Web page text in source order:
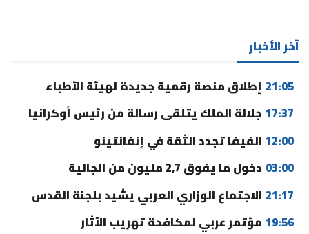
آخر الأخبار
21:05 إطلاق منصة رقمية جديدة لهيئة الأطباء
17:37 جلالة الملك يتلقى رسالة من رئيس أوكرانيا
12:00 الفيفا تجدد الثقة في إنفانتينو
03:00 دخول ما يفوق 2,7 مليون من الجالية
21:17 الاجتماع الوزاري العربي يشيد بلجنة القدس
19:56 مؤتمر عربي لمكافحة تهريب الآثار